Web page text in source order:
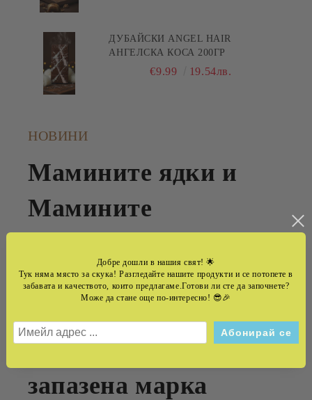
ДУБАЙСКИ ANGEL HAIR
АНГЕЛСКА КОСА 200ГР
€9.99 19.54лв.
НОВИНИ
Мамините ядки и
Мамините
бранд ,който
превръща
автентичният вкус в
запазена марка
Добре дошли в нашия свят! 🌟
Тук няма място за скука! Разгледайте нашите продукти и се потопете в
забавата и качеството, които предлагаме.Готови ли сте да започнете?
Може да стане още по-интересно! 😎🎉